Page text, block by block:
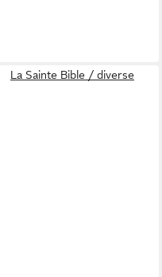
La Sainte Bible / diverse